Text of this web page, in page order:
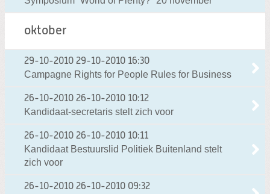
oktober
29-10-2010 29-10-2010 16:30
Campagne Rights for People Rules for Business
26-10-2010 26-10-2010 10:12
Kandidaat-secretaris stelt zich voor
26-10-2010 26-10-2010 10:11
Kandidaat Bestuurslid Politiek Buitenland stelt
zich voor
26-10-2010 26-10-2010 09:32